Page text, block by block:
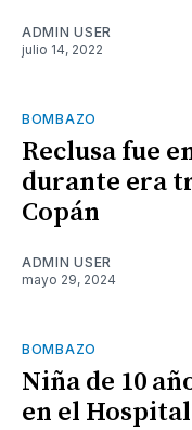
ADMIN USER
julio 14, 2022
BOMBAZO
Reclusa fue
durante era
Copán
ADMIN USER
mayo 29, 2024
BOMBAZO
Niña de 10
en el